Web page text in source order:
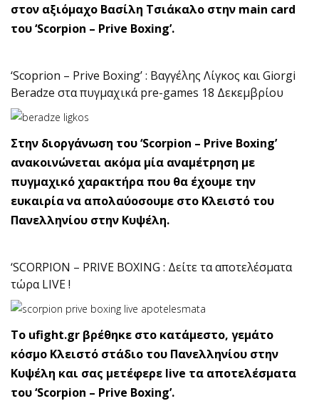
στον αξιόμαχο Βασίλη Τσιάκαλο στην main card
του ‘Scorpion – Prive Boxing’.
‘Scoprion – Prive Boxing’ : Βαγγέλης Λίγκος και Giorgi
Beradze στα πυγμαχικά pre-games 18 Δεκεμβρίου
Στην διοργάνωση του ‘Scorpion – Prive Boxing’
ανακοινώνεται ακόμα μία αναμέτρηση με
πυγμαχικό χαρακτήρα που θα έχουμε την
ευκαιρία να απολαύοσουμε στο Κλειστό του
Πανελληνίου στην Κυψέλη.
‘SCORPION – PRIVE BOXING : Δείτε τα αποτελέσματα
τώρα LIVE !
To ufight.gr βρέθηκε στο κατάμεστο, γεμάτο
κόσμο Κλειστό στάδιο του Πανελληνίου στην
Κυψέλη και σας μετέφερε live τα αποτελέσματα
του ‘Scorpion – Prive Boxing’.